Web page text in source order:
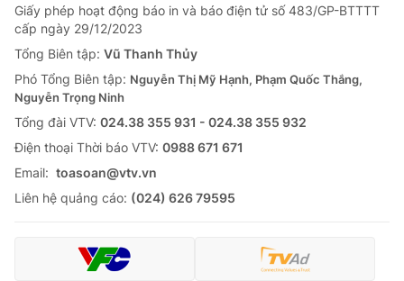
Giấy phép hoạt động báo in và báo điện tử số 483/GP-BTTTT
cấp ngày 29/12/2023
Tổng Biên tập: Vũ Thanh Thủy
Phó Tổng Biên tập: Nguyễn Thị Mỹ Hạnh, Phạm Quốc Thắng,
Nguyễn Trọng Ninh
Tổng đài VTV: 024.38 355 931 - 024.38 355 932
Ðiện thoại Thời báo VTV: 0988 671 671
Email: toasoan@vtv.vn
Liên hệ quảng cáo: (024) 626 79595